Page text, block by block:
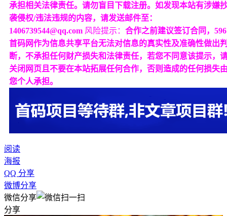
承担相关法律责任。请勿盲目下载注册。如发现本站有涉嫌
袭侵权/违法违规的内容，请发送邮件至：
1406739544@qq.com 风险提示： 合作之前建议签订合同，596
首码网作为信息共享平台无法对信息的真实性及准确性做出
断，不承担任何财产损失和法律责任，若您不同意该提示，
关闭网页且不要在本站拓展任何合作，否则造成的任何损失
您个人承担。
阅读
海报
QQ 分享
微博分享
微信分享
分享